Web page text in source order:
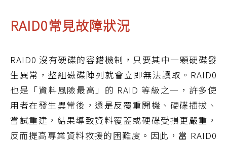
RAID0常見故障狀況
RAID0 沒有硬碟的容錯機制，只要其中一顆硬碟發
生異常，整組磁碟陣列就會立即無法讀取。RAID0
也是「資料風險最高」的 RAID 等級之一，許多使
用者在發生異常後，還是反覆重開機、硬碟插拔、
嘗試重建，結果導致資料覆蓋或硬碟受損更嚴重，
反而提高專業資料救援的困難度。因此，當 RAID0